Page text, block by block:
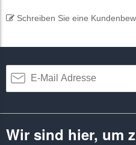
Schreiben Sie eine
Wir sind hier, um